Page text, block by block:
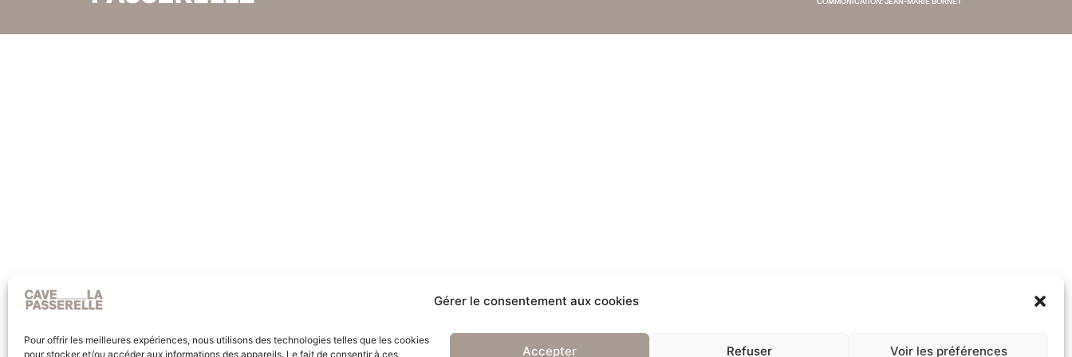
Gérer le consentement aux cookies
Pour offrir les meilleures expériences, nous utilisons des technologies telles que les cookies
pour stocker et/ou accéder aux informations des appareils. Le fait de consentir à ces
Accepter Refuser Voir les préférences